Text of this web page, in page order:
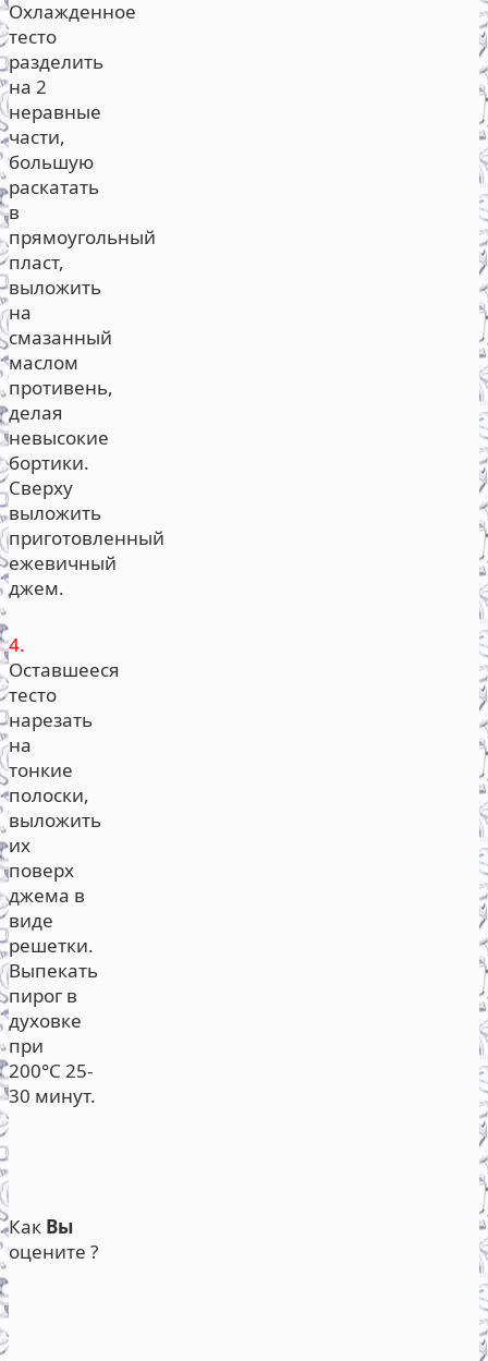
Охлажденное
тесто
разделить
на 2
неравные
части,
большую
раскатать
в
прямоугольный
пласт,
выложить
на
смазанный
маслом
противень,
делая
невысокие
бортики.
Сверху
выложить
приготовленный
ежевичный
джем.
4.
Оставшееся
тесто
нарезать
на
тонкие
полоски,
выложить
их
поверх
джема в
виде
решетки.
Выпекать
пирог в
духовке
при
200°С 25-
30 минут.
Как Вы
оцените ?